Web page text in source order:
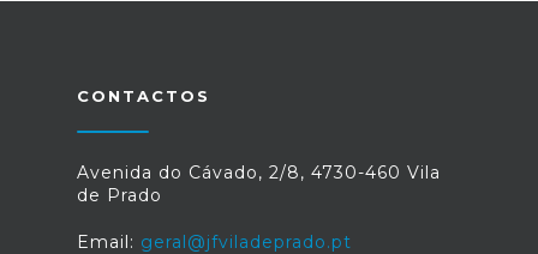
CONTACTOS
Avenida do Cávado, 2/8, 4730-460 Vila
de Prado
Email: geral@jfviladeprado.pt